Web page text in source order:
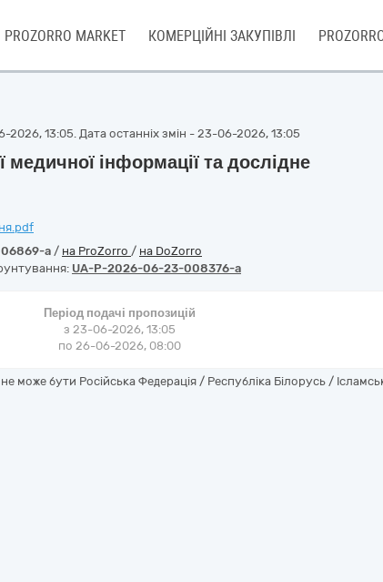
PROZORRO MARKET КОМЕРЦІЙНІ ЗАКУПІВЛІ
13:05. Дата останніх змін - 23-06-2026, 13:05
медичної інформації та дослідне
a/ на ProZorro / на DoZorro
UA-P-2026-06-23-008376-a
Період подачі пропозицій
з 23-06-2026, 13:05
по 26-06-2026, 08:00
може бути Російська Федерація / Республіка Білорусь /